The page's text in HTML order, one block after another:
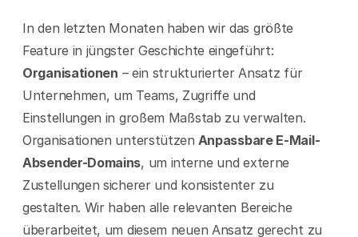
In den letzten Monaten haben wir das größte
Organisationen – ein strukturierter Ansatz für
Unternehmen, um Teams, Zugriffe und
Einstellungen in großem Maßstab zu verwalten.
Organisationen unterstützen Anpassbare E-Mail-
Absender-Domains, um interne und externe
Zustellungen sicherer und konsistenter zu
gestalten. Wir haben alle relevanten Bereiche
überarbeitet, um diesem neuen Ansatz gerecht zu